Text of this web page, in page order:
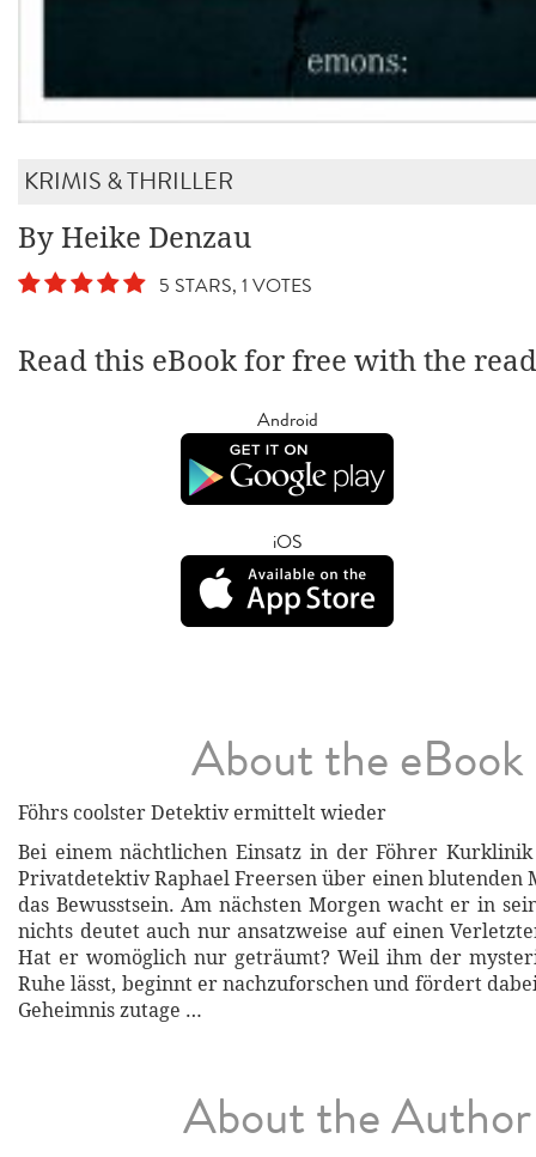
KRIMIS & THRILLER
By Heike Denzau
5 STARS, 1 VOTES
Read this eBook for free with the
Android
iOS
About the eBook
Föhrs coolster Detektiv ermittelt wieder
Bei einem nächtlichen Einsatz in der Föhrer
Privatdetektiv Raphael Freersen über einen blutenden
das Bewusstsein. Am nächsten Morgen wacht er in
nichts deutet auch nur ansatzweise auf einen
Hat er womöglich nur geträumt? Weil ihm der
Ruhe lässt, beginnt er nachzuforschen und fördert
Geheimnis zutage …
About the Author